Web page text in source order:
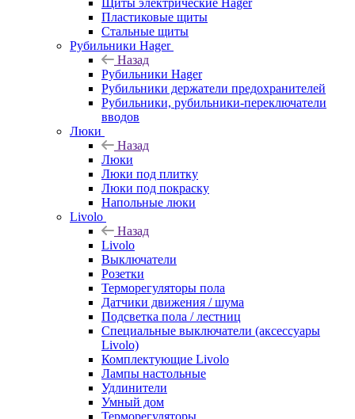
Щиты электрические Hager
Пластиковые щиты
Стальные щиты
Рубильники Hager
Назад
Рубильники Hager
Рубильники держатели предохранителей
Рубильники, рубильники-переключатели
вводов
Люки
Назад
Люки
Люки под плитку
Люки под покраску
Напольные люки
Livolo
Назад
Livolo
Выключатели
Розетки
Терморегуляторы пола
Датчики движения / шума
Подсветка пола / лестниц
Специальные выключатели (аксессуары
Livolo)
Комплектующие Livolo
Лампы настольные
Удлинители
Умный дом
Терморегуляторы